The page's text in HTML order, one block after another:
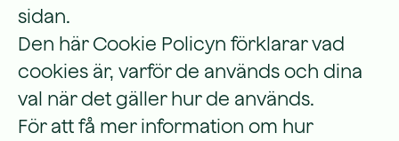
sidan.
Den här Cookie Policyn förklarar vad
cookies är, varför de används och dina
val när det gäller hur de används.
För att få mer information om hur